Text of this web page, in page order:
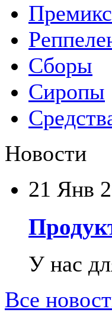
Сборы
Сиропы
Новости
21 Янв
У нас
Все